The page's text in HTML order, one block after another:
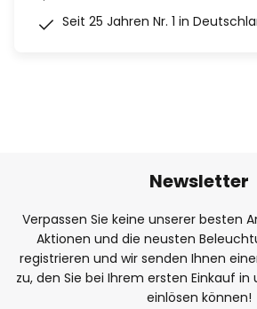
Seit 25 Jahren Nr. 1 in
Newsletter
Verpassen Sie keine unserer besten
Aktionen und die neusten
registrieren und wir senden Ihnen
zu, den Sie bei Ihrem ersten Einkauf
einlösen können!